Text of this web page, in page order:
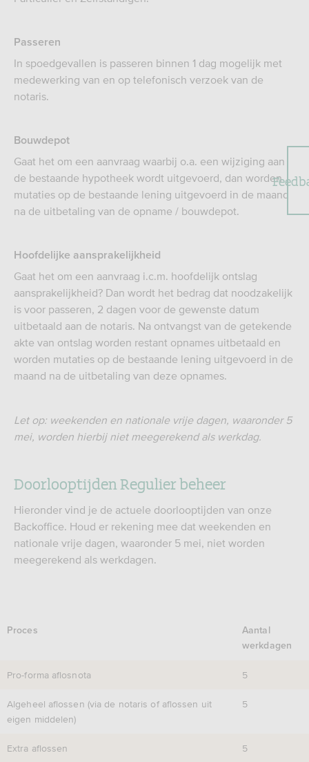
Passeren
In spoedgevallen is passeren binnen 1 dag mogelijk met
medewerking van en op telefonisch verzoek van de
notaris.
Bouwdepot
Gaat het om een aanvraag waarbij o.a. een wijziging aan
de bestaande hypotheek wordt uitgevoerd, dan worden
mutaties op de bestaande lening uitgevoerd in de maand
na de uitbetaling van de opname / bouwdepot.
Hoofdelijke aansprakelijkheid
Gaat het om een aanvraag i.c.m. hoofdelijk ontslag
aansprakelijkheid? Dan wordt het bedrag dat noodzakelijk
is voor passeren, 2 dagen voor de gewenste datum
uitbetaald aan de notaris. Na ontvangst van de getekende
akte van ontslag worden restant opnames uitbetaald en
worden mutaties op de bestaande lening uitgevoerd in de
maand na de uitbetaling van deze opnames.
Let op: weekenden en nationale vrije dagen, waaronder 5
mei, worden hierbij niet meegerekend als werkdag.
Doorlooptijden Regulier beheer
Hieronder vind je de actuele doorlooptijden van onze
Backoffice. Houd er rekening mee dat weekenden en
nationale vrije dagen, waaronder 5 mei, niet worden
meegerekend als werkdagen.
Proces
Aantal
werkdagen
Pro-forma aflosnota 5
Algeheel aflossen (via de notaris of aflossen uit
eigen middelen)
5
Extra aflossen 5